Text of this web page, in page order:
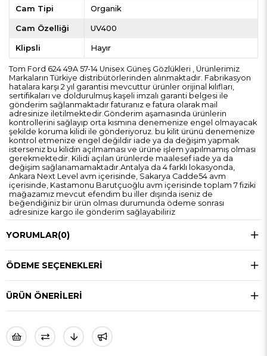
Cam Tipi Organik
Cam Özelliği UV400
Klipsli Hayır
Tom Ford 624 49A 57-14 Unisex Güneş Gözlükleri , Ürünlerimiz
Markaların Türkiye distribütörlerinden alınmaktadır. Fabrikasyon
hatalara karşı 2 yıl garantisi mevcuttur ürünler orijinal kılıfları,
sertifikaları ve doldurulmuş kaşeli imzalı garanti belgesi ile
gönderim sağlanmaktadır faturanız e fatura olarak mail
adresinize iletilmektedir.Gönderim aşamasında ürünlerin
kontrollerini sağlayıp orta kısmına denemenize engel olmayacak
şekilde koruma kilidi ile gönderiyoruz. bu kilit ürünü denemenize
kontrol etmenize engel değildir iade ya da değişim yapmak
isterseniz bu kilidin açılmaması ve ürüne işlem yapılmamış olması
gerekmektedir. Kilidi açılan ürünlerde maalesef iade ya da
değişim sağlanamamaktadır.Antalya da 4 farklı lokasyonda,
Ankara Next Level avm içerisinde, Sakarya Cadde54 avm
içerisinde, Kastamonu Barutçuoğlu avm içerisinde toplam 7 fiziki
mağazamız mevcut efendim bu iller dışında iseniz de
beğendiğiniz bir ürün olması durumunda ödeme sonrası
adresinize kargo ile gönderim sağlayabiliriz
YORUMLAR(0)
ÖDEME SEÇENEKLERI
ÜRÜN ÖNERILERI